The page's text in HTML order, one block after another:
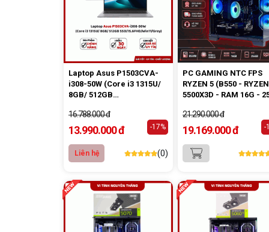
Laptop Asus P1503CVA-
i308-50W (Core i3 1315U/
8GB/ 512GB
16.788.000 đ
13.990.000 đ -17%
Liên hệ (0)
PC GAMING NTC FPS
RYZEN 5 (B550 -
5500X3D - RAM 16G -
8GB)
21.290.000 đ
19.169.000 đ -